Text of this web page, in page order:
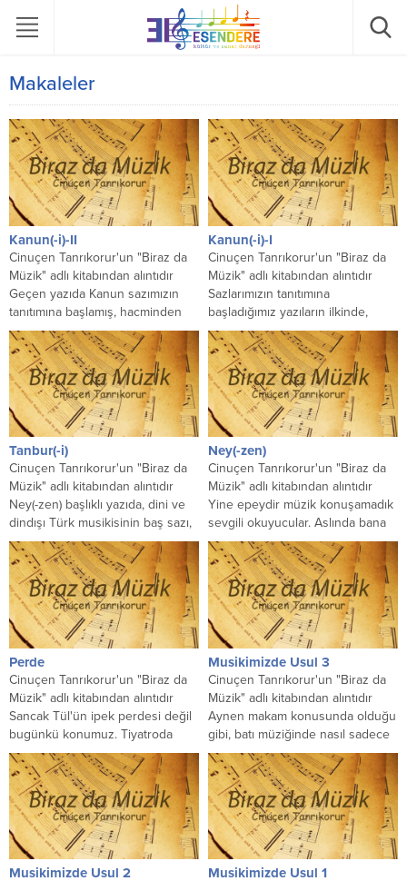
Makaleler
Kanun(-i)-II
Cinuçen Tanrıkorur'un "Biraz da
Müzik" adlı kitabından alıntıdır
Geçen yazıda Kanun sazımızın
tanıtımına başlamış, hacminden
dolayı konuyu bitirememiştik.
Kaldığımız yerden devam...
Kanun(-i)-I
Cinuçen Tanrıkorur'un "Biraz da
Müzik" adlı kitabından alıntıdır
Sazlarımızın tanıtımına
başladığımız yazıların ilkinde,
nefesli sazlarımızın en kutsalı
Ney’i, ondan sonraki yazıda...
Tanbur(-i)
Cinuçen Tanrıkorur'un "Biraz da
Müzik" adlı kitabından alıntıdır
Ney(-zen) başlıklı yazıda, dini ve
dindışı Türk musikisinin baş sazı,
müzik kültrümüzün semavi...
Ney(-zen)
Cinuçen Tanrıkorur'un "Biraz da
Müzik" adlı kitabından alıntıdır
Yine epeydir müzik konuşamadık
sevgili okuyucular. Aslında bana
kalsa, sizlerle günler geceler
boyu...
Perde
Cinuçen Tanrıkorur'un "Biraz da
Müzik" adlı kitabından alıntıdır
Sancak Tül'ün ipek perdesi değil
bugünkü konumuz. Tiyatroda
oyun sonlarında kapana örtü
değil....
Musikimizde Usul 3
Cinuçen Tanrıkorur'un "Biraz da
Müzik" adlı kitabından alıntıdır
Aynen makam konusunda olduğu
gibi, batı müziğinde nasıl sadece
(ana şeması ya majör,...
Musikimizde Usul 2 Musikimizde Usul 1